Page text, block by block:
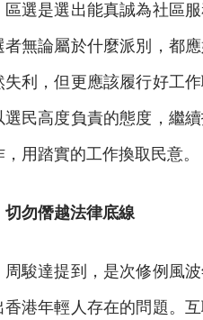
是選出能真誠為社區服
者無論屬於什麼派別，都
失利，但更應該履行好工
選民高度負責的態度，繼
，用踏實的工作換取民意。
僭越法律底線
達提到，是次修例風波
香港年輕人存在的問題。